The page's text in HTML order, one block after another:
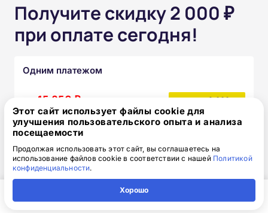
Получите скидку 2 000 ₽
при оплате сегодня!
Одним платежом
от 15 850 ₽ скидка: 2 000 ₽
от 1 320₽/месяц
Этот сайт использует файлы cookie для
улучшения пользовательского опыта и анализа
посещаемости
Продолжая использовать этот сайт, вы соглашаетесь на
использование файлов cookie в соответствии с нашей Политикой
конфиденциальности.
Хорошо